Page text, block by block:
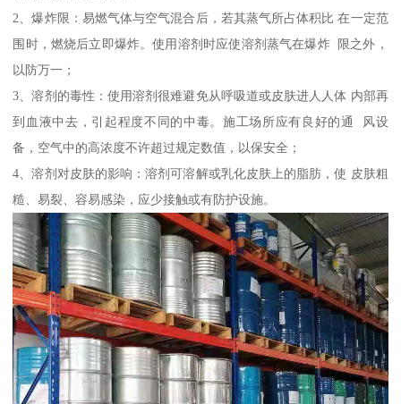
2、爆炸限：易燃气体与空气混合后，若其蒸气所占体积比 在一定范
围时，燃烧后立即爆炸。使用溶剂时应使溶剂蒸气在爆炸 限之外，
以防万一；
3、溶剂的毒性：使用溶剂很难避免从呼吸道或皮肤进人人体 内部再
到血液中去，引起程度不同的中毒。施工场所应有良好的通 风设
备，空气中的高浓度不许超过规定数值，以保安全；
4、溶剂对皮肤的影响：溶剂可溶解或乳化皮肤上的脂肪，使 皮肤粗
糙、易裂、容易感染，应少接触或有防护设施。